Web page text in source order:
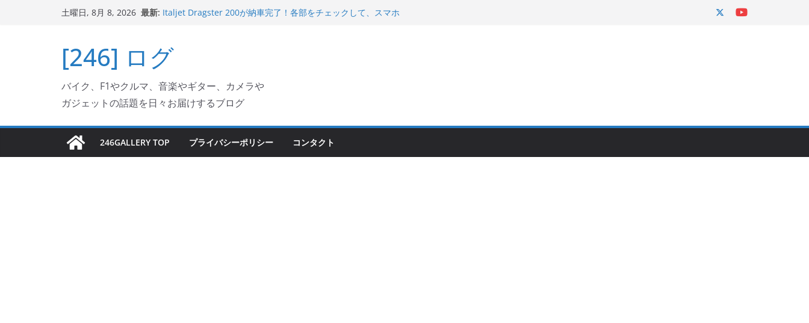
キ
プ
土曜日, 8月 8, 2026 最新: リングが楽しくなった
Jeff Beck 逝去
Ken Block 逝去
フェクターが返礼品でもらえる！
[246] ログ
バイク、F1やクルマ、音楽やギター、カメラや
ガジェットの話題を日々お届けするブログ
246GALLERY TOP プライバシーポリシー コンタクト